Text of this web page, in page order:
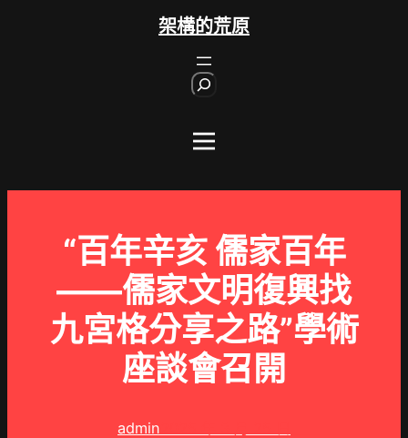
架構的荒原
“百年辛亥 儒家百年
——儒家文明復興找
九宮格分享之路”學術
座談會召開
admin